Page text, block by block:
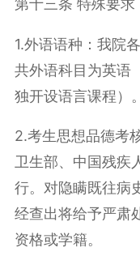
1.外语语种：我院
共外语科目为英语
独开设语言课程）。
2.考生思想品德考
卫生部、中国残疾
行。对隐瞒既往病
经查出将给予严肃
资格或学籍。